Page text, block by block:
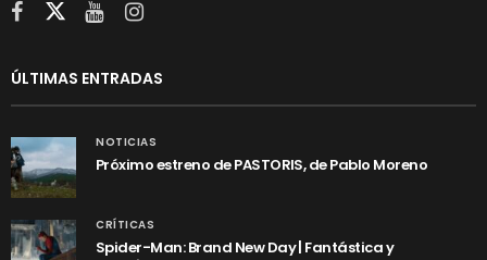
ÚLTIMAS ENTRADAS
NOTICIAS
Próximo estreno de PASTORIS, de Pablo Moreno
CRÍTICAS
Spider-Man: Brand New Day | Fantástica y